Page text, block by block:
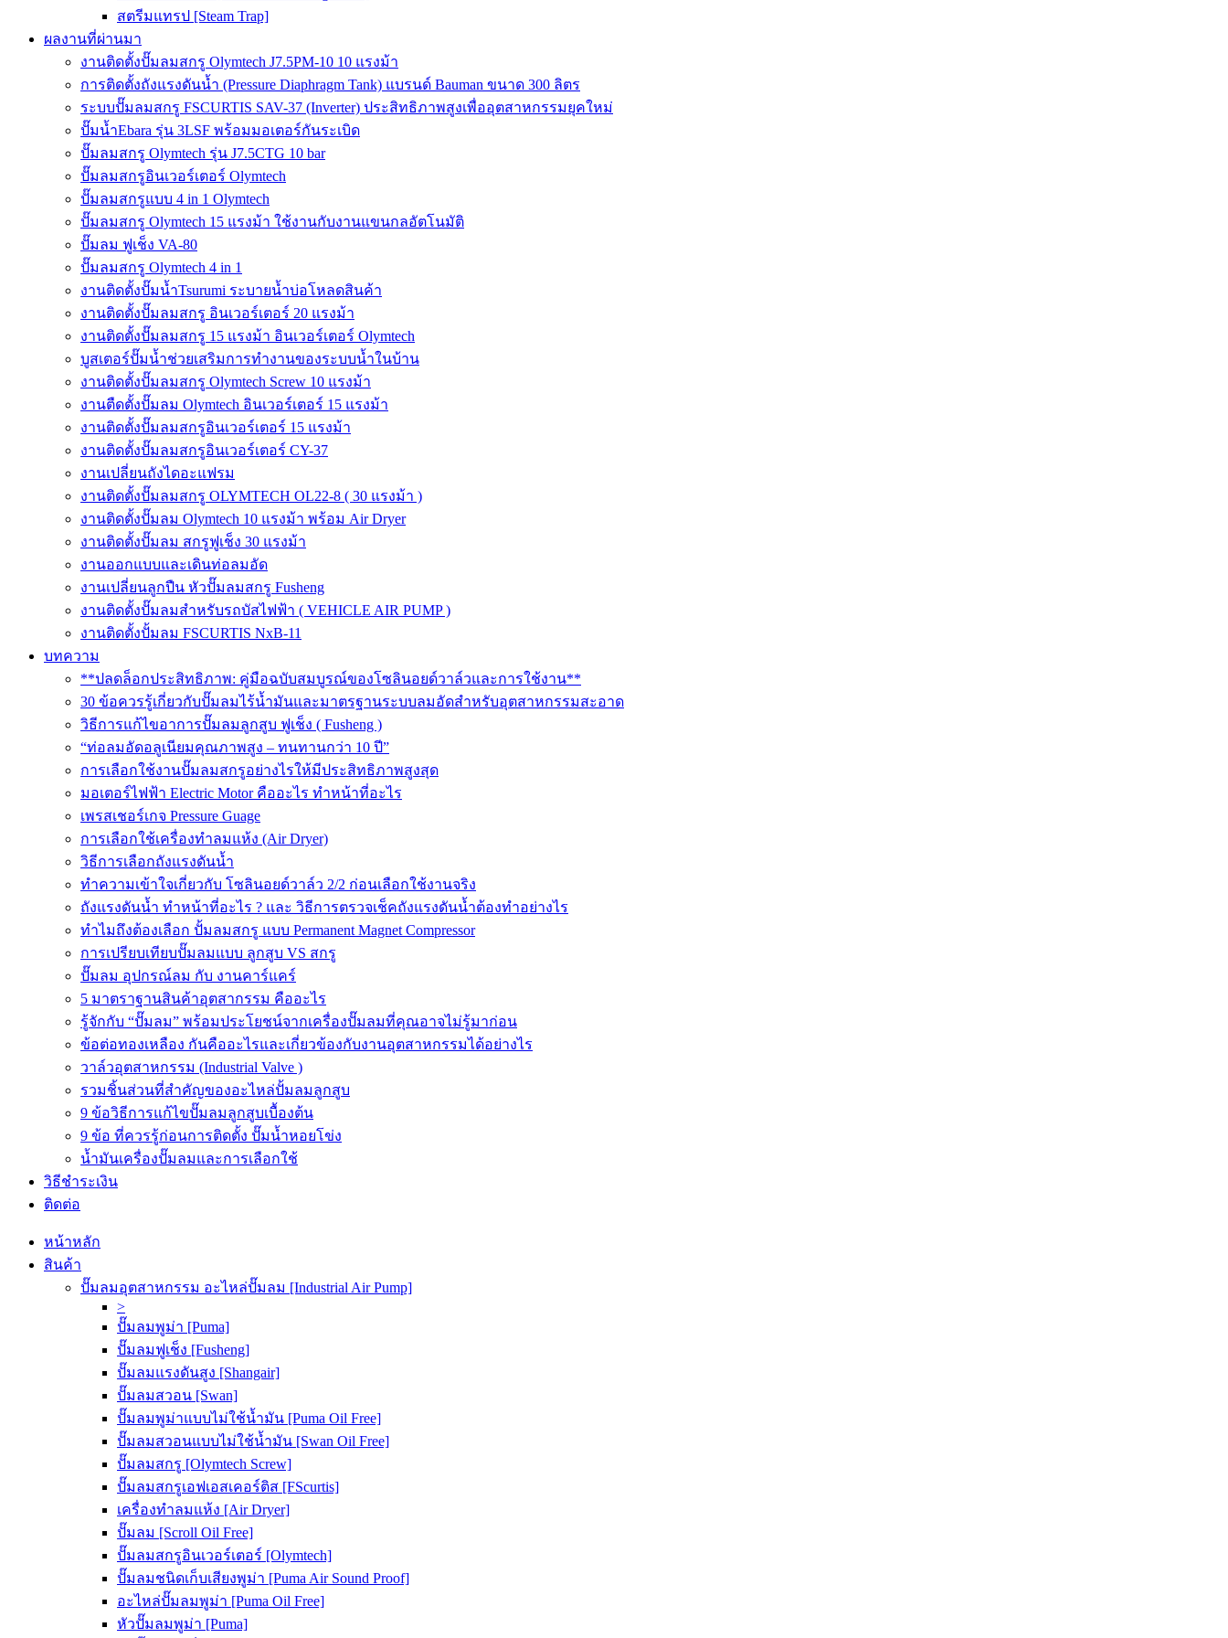
สตรีมแทรป [Steam Trap]
ผลงานที่ผ่านมา
งานติดตั้งปั๊มลมสกรู Olymtech J7.5PM-10 10 แรงม้า
การติดตั้งถังแรงดันน้ำ (Pressure Diaphragm Tank) แบรนด์ Bauman ขนาด 300 ลิตร
ระบบปั๊มลมสกรู FSCURTIS SAV-37 (Inverter) ประสิทธิภาพสูงเพื่ออุตสาหกรรมยุคใหม่
ปั๊มน้ำEbara รุ่น 3LSF พร้อมมอเตอร์กันระเบิด
ปั๊มลมสกรู Olymtech รุ่น J7.5CTG 10 bar
ปั๊มลมสกรูอินเวอร์เตอร์ Olymtech
ปั๊มลมสกรูแบบ 4 in 1 Olymtech
ปั๊มลมสกรู Olymtech 15 แรงม้า ใช้งานกับงานแขนกลอัตโนมัติ
ปั๊มลม ฟูเช็ง VA-80
ปั๊มลมสกรู Olymtech 4 in 1
งานติดตั้งปั๊มน้ำTsurumi ระบายน้ำบ่อโหลดสินค้า
งานติดตั้งปั๊มลมสกรู อินเวอร์เตอร์ 20 แรงม้า
งานติดตั้งปั๊มลมสกรู 15 แรงม้า อินเวอร์เตอร์ Olymtech
บูสเตอร์ปั๊มน้ำช่วยเสริมการทำงานของระบบน้ำในบ้าน
งานติดตั้งปั๊มลมสกรู Olymtech Screw 10 แรงม้า
งานตืดตั้งปั๊มลม Olymtech อินเวอร์เตอร์ 15 แรงม้า
งานติดตั้งปั๊มลมสกรูอินเวอร์เตอร์ 15 แรงม้า
งานติดตั้งปั๊มลมสกรูอินเวอร์เตอร์ CY-37
งานเปลี่ยนถังไดอะแฟรม
งานติดตั้งปั๊มลมสกรู OLYMTECH OL22-8 ( 30 แรงม้า )
งานติดตั้งปั๊มลม Olymtech 10 แรงม้า พร้อม Air Dryer
งานติดตั้งปั๊มลม สกรูฟูเช็ง 30 แรงม้า
งานออกแบบและเดินท่อลมอัด
งานเปลี่ยนลูกปืน หัวปั๊มลมสกรู Fusheng
งานติดตั้งปั๊มลมสำหรับรถบัสไฟฟ้า ( VEHICLE AIR PUMP )
งานติดตั้งปั้มลม FSCURTIS NxB-11
บทความ
**ปลดล็อกประสิทธิภาพ: คู่มือฉบับสมบูรณ์ของโซลินอยด์วาล์วและการใช้งาน**
30 ข้อควรรู้เกี่ยวกับปั๊มลมไร้น้ำมันและมาตรฐานระบบลมอัดสำหรับอุตสาหกรรมสะอาด
วิธีการแก้ไขอาการปั๊มลมลูกสูบ ฟูเช็ง ( Fusheng )
“ท่อลมอัดอลูเนียมคุณภาพสูง – ทนทานกว่า 10 ปี”
การเลือกใช้งานปั๊มลมสกรูอย่างไรให้มีประสิทธิภาพสูงสุด
มอเตอร์ไฟฟ้า Electric Motor คืออะไร ทำหน้าที่อะไร
เพรสเชอร์เกจ Pressure Guage
การเลือกใช้เครื่องทำลมแห้ง (Air Dryer)
วิธีการเลือกถังแรงดันน้ำ
ทำความเข้าใจเกี่ยวกับ โซลินอยด์วาล์ว 2/2 ก่อนเลือกใช้งานจริง
ถังแรงดันน้ำ ทำหน้าที่อะไร ? และ วิธีการตรวจเช็คถังแรงดันน้ำต้องทำอย่างไร
ทำไมถึงต้องเลือก ปั้มลมสกรู แบบ Permanent Magnet Compressor
การเปรียบเทียบปั๊มลมแบบ ลูกสูบ VS สกรู
ปั๊มลม อุปกรณ์ลม กับ งานคาร์แคร์
5 มาตราฐานสินค้าอุตสากรรม คืออะไร
รู้จักกับ “ปั๊มลม” พร้อมประโยชน์จากเครื่องปั๊มลมที่คุณอาจไม่รู้มาก่อน
ข้อต่อทองเหลือง กันคืออะไรและเกี่ยวข้องกับงานอุตสาหกรรมได้อย่างไร
วาล์วอุตสาหกรรม (Industrial Valve )
รวมชิ้นส่วนที่สำคัญของอะไหล่ปั้มลมลูกสูบ
9 ข้อวิธีการแก้ไขปั๊มลมลูกสูบเบื้องต้น
9 ข้อ ที่ควรรู้ก่อนการติดตั้ง ปั๊มน้ำหอยโข่ง
น้ำมันเครื่องปั๊มลมและการเลือกใช้
วิธีชำระเงิน
ติดต่อ
หน้าหลัก
สินค้า
ปั๊มลมอุตสาหกรรม อะไหล่ปั๊มลม [Industrial Air Pump]
>
ปั๊มลมพูม่า [Puma]
ปั๊มลมฟูเช็ง [Fusheng]
ปั๊มลมแรงดันสูง [Shangair]
ปั๊มลมสวอน [Swan]
ปั๊มลมพูม่าแบบไม่ใช้น้ำมัน [Puma Oil Free]
ปั๊มลมสวอนแบบไม่ใช้น้ำมัน [Swan Oil Free]
ปั๊มลมสกรู [Olymtech Screw]
ปั๊มลมสกรูเอฟเอสเคอร์ติส [FScurtis]
เครื่องทำลมแห้ง [Air Dryer]
ปั๊มลม [Scroll Oil Free]
ปั๊มลมสกรูอินเวอร์เตอร์ [Olymtech]
ปั๊มลมชนิดเก็บเสียงพูม่า [Puma Air Sound Proof]
อะไหล่ปั๊มลมพูม่า [Puma Oil Free]
หัวปั๊มลมพูม่า [Puma]